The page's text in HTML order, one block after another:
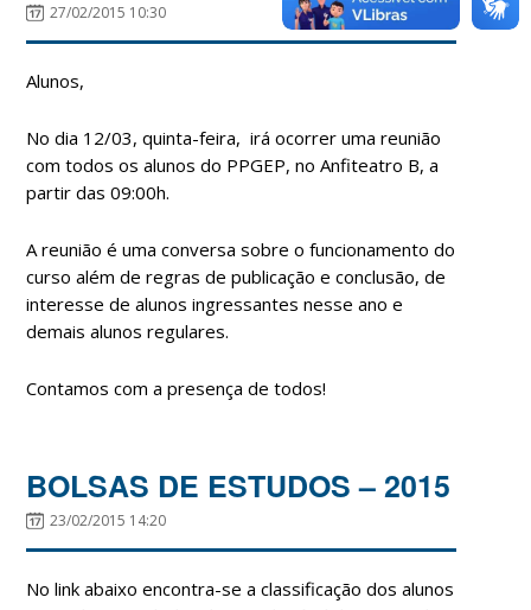
27/02/2015 10:30
Alunos,
No dia 12/03, quinta-feira, irá ocorrer uma reunião
com todos os alunos do PPGEP, no Anfiteatro B, a
partir das 09:00h.
A reunião é uma conversa sobre o funcionamento do
curso além de regras de publicação e conclusão, de
interesse de alunos ingressantes nesse ano e
demais alunos regulares.
Contamos com a presença de todos!
BOLSAS DE ESTUDOS – 2015
23/02/2015 14:20
No link abaixo encontra-se a classificação dos alunos